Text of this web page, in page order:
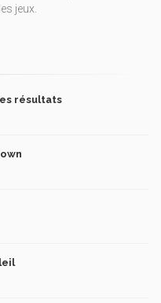
jeux.
résultats